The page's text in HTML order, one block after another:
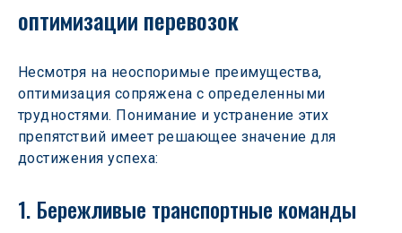
оптимизации перевозок
Несмотря на неоспоримые преимущества,
оптимизация сопряжена с определенными
трудностями. Понимание и устранение этих
препятствий имеет решающее значение для
достижения успеха:
1. Бережливые транспортные команды